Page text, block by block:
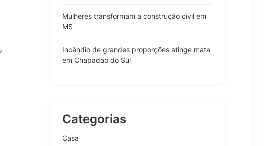
,
Mulheres transformam a construção civil em
MS
Incêndio de grandes proporções atinge mata
em Chapadão do Sul
Categorias
Casa